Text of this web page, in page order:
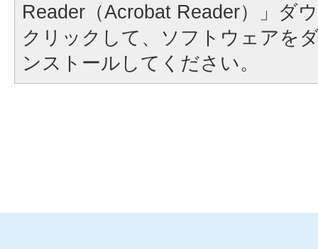
Reader（Acrobat Reader）」ダ
クリックして、ソフトウェアを
ンストールしてください。